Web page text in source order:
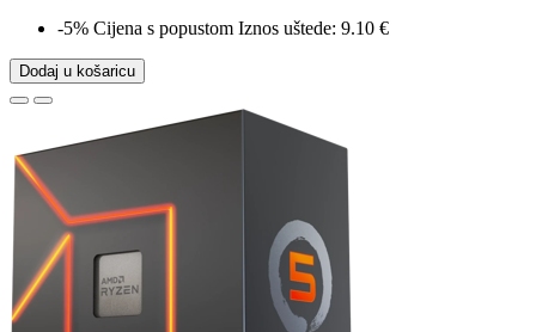
-5% Cijena s popustom Iznos uštede: 9.10 €
Dodaj u košaricu